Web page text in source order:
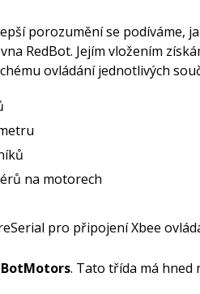
porozumění se podíváme,
RedBot. Jejím vložením
ovládání jednotlivých
na motorech
pro připojení Xbee
. Tato třída má hned